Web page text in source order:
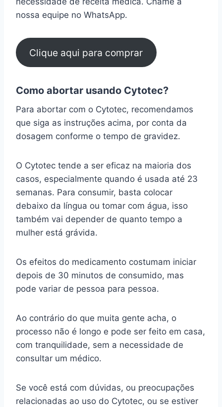
nossa equipe no WhatsApp.
Clique aqui para comprar
Como abortar usando Cytotec?
Para abortar com o Cytotec, recomendamos
que siga as instruções acima, por conta da
dosagem conforme o tempo de gravidez.
O Cytotec tende a ser eficaz na maioria dos
casos, especialmente quando é usada até 23
semanas. Para consumir, basta colocar
debaixo da língua ou tomar com água, isso
também vai depender de quanto tempo a
mulher está grávida.
Os efeitos do medicamento costumam iniciar
depois de 30 minutos de consumido, mas
pode variar de pessoa para pessoa.
Ao contrário do que muita gente acha, o
processo não é longo e pode ser feito em casa,
com tranquilidade, sem a necessidade de
consultar um médico.
Se você está com dúvidas, ou preocupações
relacionadas ao uso do Cytotec, ou se estiver